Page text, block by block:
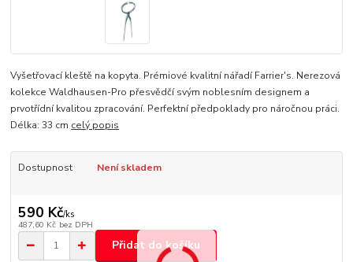
Vyšetřovací kleště na kopyta. Prémiové kvalitní nářadí Farrier's. Nerezová
kolekce Waldhausen-Pro přesvědčí svým noblesním designem a
prvotřídní kvalitou zpracování. Perfektní předpoklady pro náročnou práci.
Délka: 33 cm celý popis
Dostupnost Není skladem
590 Kč/ks
487,60 Kč bez DPH
Přidat do košíku